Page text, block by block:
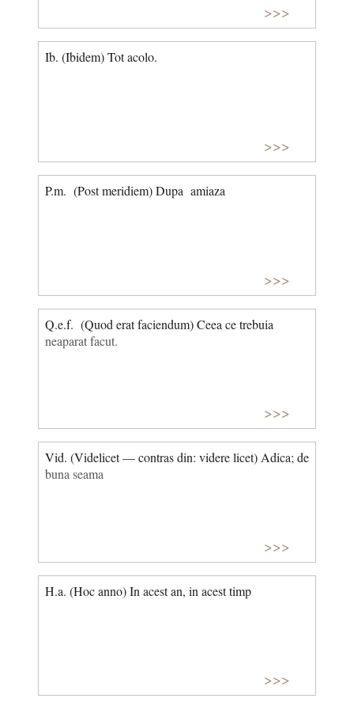
>>>
Ib. (Ibidem) Tot acolo.
>>>
P.m. (Post meridiem) Dupa amiaza
>>>
Q.e.f. (Quod erat faciendum) Ceea ce trebuia
neaparat facut.
>>>
Vid. (Videlicet — contras din: videre licet) Adica; de
buna seama
>>>
H.a. (Hoc anno) In acest an, in acest timp
>>>